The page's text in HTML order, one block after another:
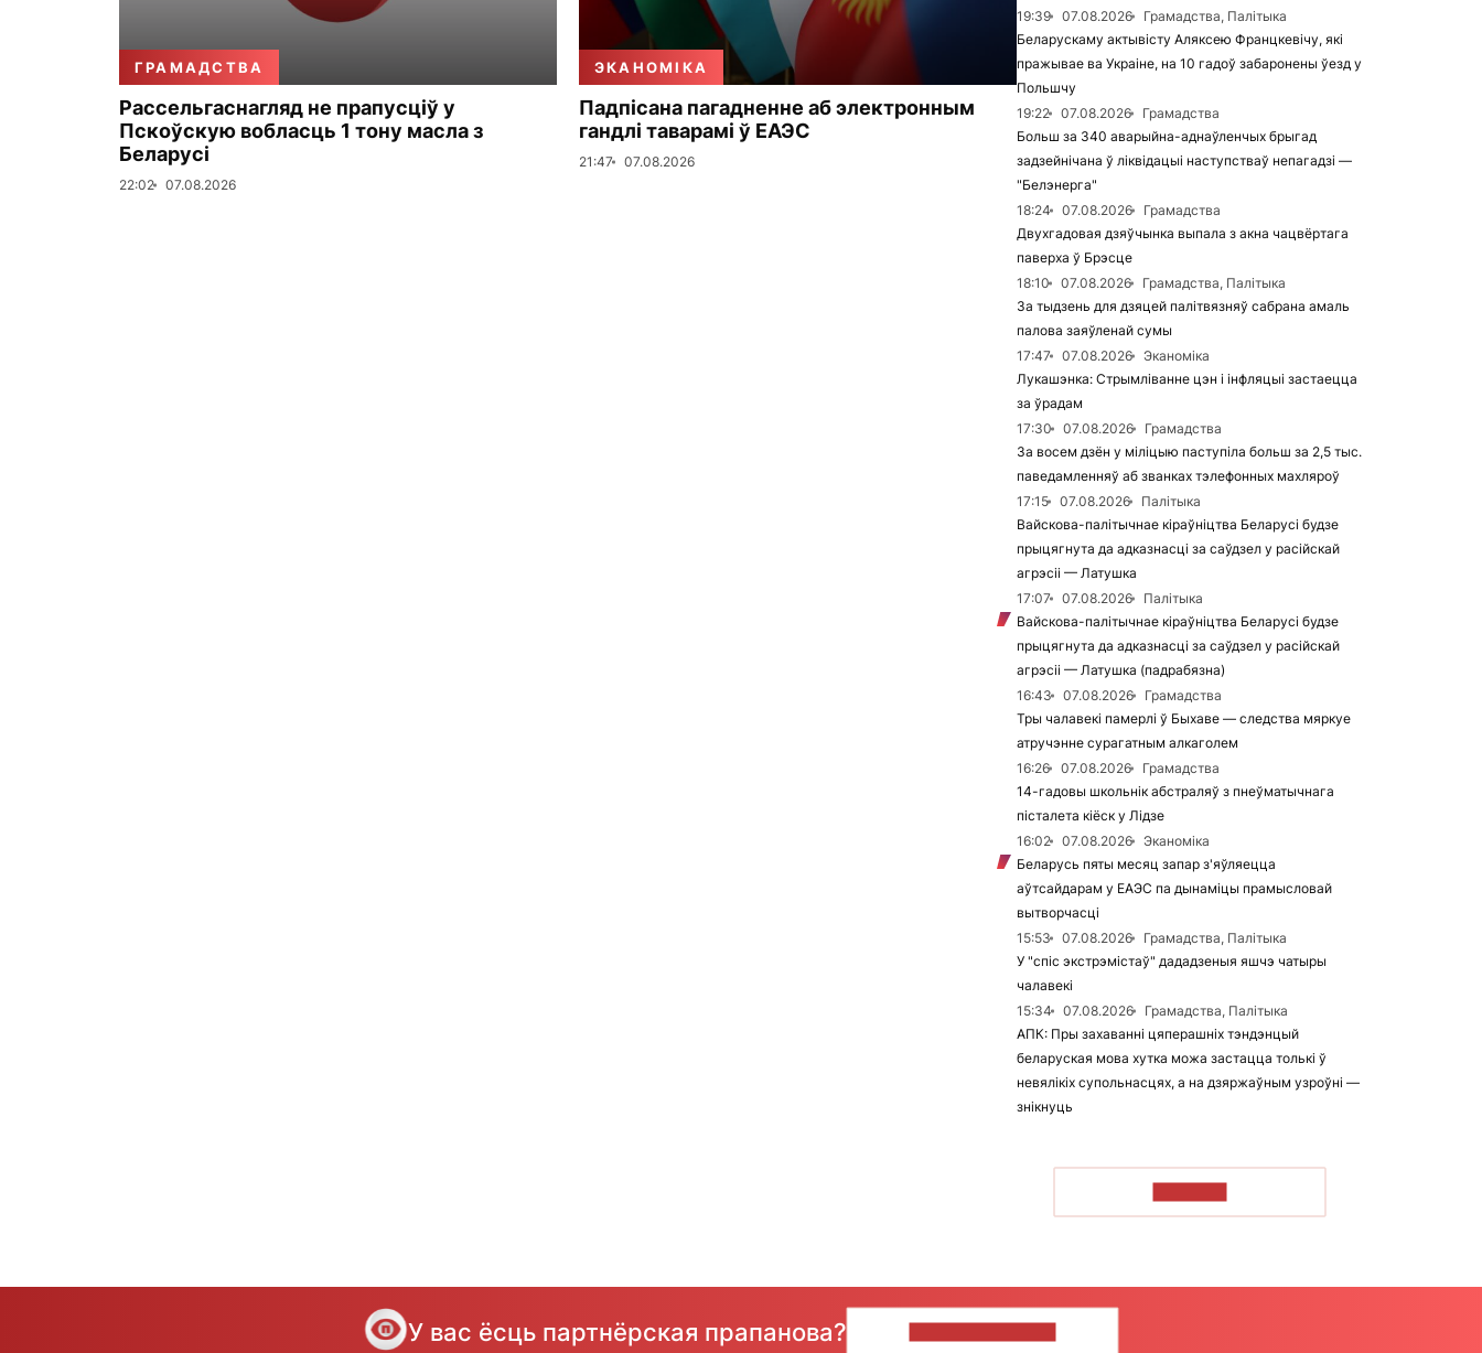
ГРАМАДСТВА
Рассельгаснагляд не прапусціў у
Пскоўскую вобласць 1 тону масла з
Беларусі
22:02 07.08.2026
ЭКАНОМІКА
Падпісана пагадненне аб электронным
гандлі таварамі ў ЕАЭС
21:47 07.08.2026
19:39
07.08.2026
Грамадства, Палітыка
Беларускаму актывісту Аляксею Францкевічу, які
пражывае ва Украіне, на 10 гадоў забаронены ўезд у
Польшчу
19:22
07.08.2026
Грамадства
Больш за 340 аварыйна-аднаўленчых брыгад
задзейнічана ў ліквідацыі наступстваў непагадзі —
"Белэнерга"
18:24
07.08.2026
Грамадства
Двухгадовая дзяўчынка выпала з акна чацвёртага
паверха ў Брэсце
18:10
07.08.2026
Грамадства, Палітыка
За тыдзень для дзяцей палітвязняў сабрана амаль
палова заяўленай сумы
17:47
07.08.2026
Эканоміка
Лукашэнка: Стрымліванне цэн і інфляцыі застаецца
за ўрадам
17:30
07.08.2026
Грамадства
За восем дзён у міліцыю паступіла больш за 2,5 тыс.
паведамленняў аб званках тэлефонных махляроў
17:15
07.08.2026
Палітыка
Вайскова-палітычнае кіраўніцтва Беларусі будзе
прыцягнута да адказнасці за саўдзел у расійскай
агрэсіі — Латушка
17:07
07.08.2026
Палітыка
Вайскова-палітычнае кіраўніцтва Беларусі будзе
прыцягнута да адказнасці за саўдзел у расійскай
агрэсіі — Латушка (падрабязна)
16:43
07.08.2026
Грамадства
Тры чалавекі памерлі ў Быхаве — следства мяркуе
атручэнне сурагатным алкаголем
16:26
07.08.2026
Грамадства
14-гадовы школьнік абстраляў з пнеўматычнага
пісталета кіёск у Лідзе
16:02
07.08.2026
Эканоміка
Беларусь пяты месяц запар з'яўляецца
аўтсайдарам у ЕАЭС па дынаміцы прамысловай
вытворчасці
15:53
07.08.2026
Грамадства, Палітыка
У "спіс экстрэмістаў" дададзеныя яшчэ чатыры
чалавекі
15:34
07.08.2026
Грамадства, Палітыка
АПК: Пры захаванні цяперашніх тэндэнцый
беларуская мова хутка можа застацца толькі ў
невялікіх супольнасцях, а на дзяржаўным узроўні —
знікнуць
У вас ёсць партнёрская прапанова?